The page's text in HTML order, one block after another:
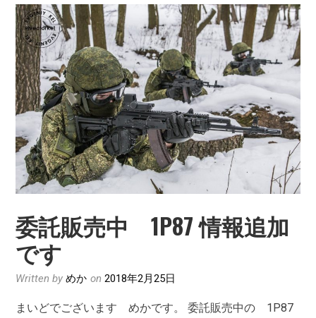
各
種
パ
ー
ツ
も
揃
っ
て
ま
委託販売中 1P87 情報追加
です
Written byめか on2018年2月25日
まいどでございます めかです。 委託販売中の 1P87